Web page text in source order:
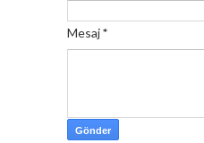
Mesaj*